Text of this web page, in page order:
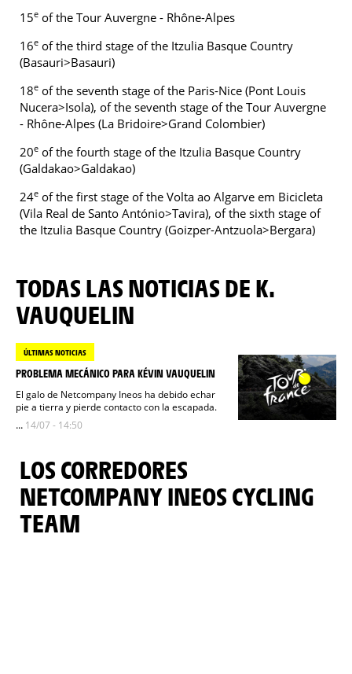
15e of the Tour Auvergne - Rhône-Alpes
16e of the third stage of the Itzulia Basque Country
(Basauri>Basauri)
18e of the seventh stage of the Paris-Nice (Pont Louis
Nucera>Isola), of the seventh stage of the Tour Auvergne
- Rhône-Alpes (La Bridoire>Grand Colombier)
20e of the fourth stage of the Itzulia Basque Country
(Galdakao>Galdakao)
24e of the first stage of the Volta ao Algarve em Bicicleta
(Vila Real de Santo António>Tavira), of the sixth stage of
the Itzulia Basque Country (Goizper-Antzuola>Bergara)
TODAS LAS NOTICIAS DE K.
VAUQUELIN
ÚLTIMAS NOTICIAS
PROBLEMA MECÁNICO PARA KÉVIN VAUQUELIN
El galo de Netcompany Ineos ha debido echar
pie a tierra y pierde contacto con la escapada.
... 14/07 - 14:50
LOS CORREDORES
NETCOMPANY INEOS CYCLING
TEAM